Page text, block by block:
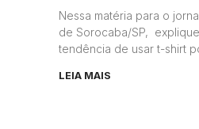
Nessa matéria para o
de Sorocaba/SP,
tendência de usar t-shirt
LEIA MAIS